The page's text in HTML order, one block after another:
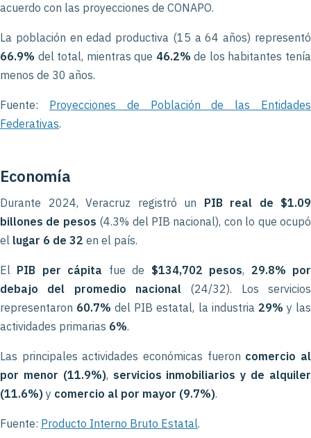
acuerdo con las proyecciones de CONAPO.
La población en edad productiva (15 a 64 años) representó
66.9% del total, mientras que 46.2% de los habitantes tenía
menos de 30 años.
Fuente: Proyecciones de Población de las Entidades
Federativas.
Economía
Durante 2024, Veracruz registró un PIB real de $1.09
billones de pesos (4.3% del PIB nacional), con lo que ocupó
el lugar 6 de 32 en el país.
El PIB per cápita fue de $134,702 pesos, 29.8% por
debajo del promedio nacional (24/32). Los servicios
representaron 60.7% del PIB estatal, la industria 29% y las
actividades primarias 6%.
Las principales actividades económicas fueron comercio al
por menor (11.9%), servicios inmobiliarios y de alquiler
(11.6%) y comercio al por mayor (9.7%).
Fuente: Producto Interno Bruto Estatal.